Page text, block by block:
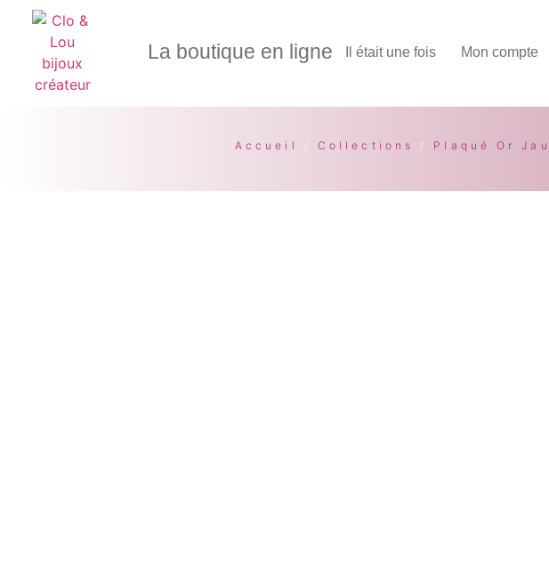
La boutique en ligne Il était une fois Mon compte
Accueil / Collections / Plaqué Or